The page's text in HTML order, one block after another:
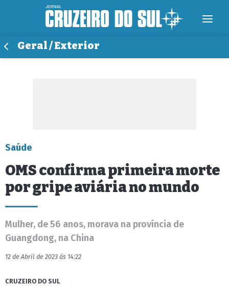
Geral / Exterior
Saúde
OMS confirma primeira morte
por gripe aviária no mundo
Mulher, de 56 anos, morava na província de
Guangdong, na China
12 de Abril de 2023 às 14:22
CRUZEIRO DO SUL